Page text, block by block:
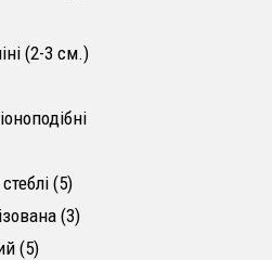
(2-3 см.)
55 товарів
33 товари
55 товарів